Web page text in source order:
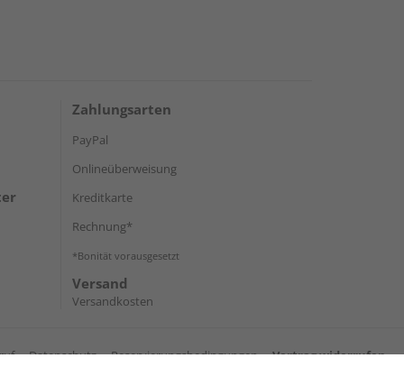
Zahlungsarten
PayPal
Onlineüberweisung
Kreditkarte
Rechnung*
*Bonität vorausgesetzt
Versand
Versandkosten
Datenschutz Reservierungsbedingungen Vertrag widerrufen